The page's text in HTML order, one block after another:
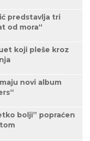
predstavlja tri
od mora“
koji pleše kroz
novi album
bolji” popraćen